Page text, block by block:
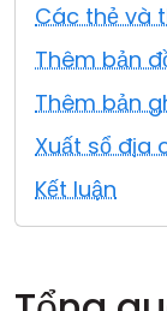
Các thẻ và
Thêm bản
Thêm bản
Xuất sổ địa
Kết luận